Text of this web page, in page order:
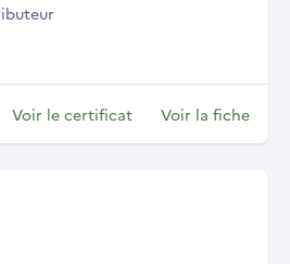
Voir le certificat Voir la fiche